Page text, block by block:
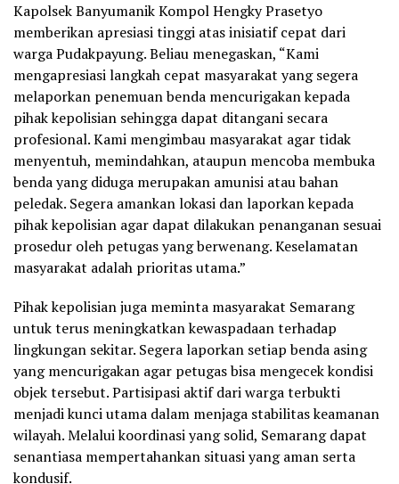
Kapolsek Banyumanik Kompol Hengky Prasetyo
memberikan apresiasi tinggi atas inisiatif cepat dari
warga Pudakpayung. Beliau menegaskan, “Kami
mengapresiasi langkah cepat masyarakat yang segera
melaporkan penemuan benda mencurigakan kepada
pihak kepolisian sehingga dapat ditangani secara
profesional. Kami mengimbau masyarakat agar tidak
menyentuh, memindahkan, ataupun mencoba membuka
benda yang diduga merupakan amunisi atau bahan
peledak. Segera amankan lokasi dan laporkan kepada
pihak kepolisian agar dapat dilakukan penanganan sesuai
prosedur oleh petugas yang berwenang. Keselamatan
masyarakat adalah prioritas utama.”
Pihak kepolisian juga meminta masyarakat Semarang
untuk terus meningkatkan kewaspadaan terhadap
lingkungan sekitar. Segera laporkan setiap benda asing
yang mencurigakan agar petugas bisa mengecek kondisi
objek tersebut. Partisipasi aktif dari warga terbukti
menjadi kunci utama dalam menjaga stabilitas keamanan
wilayah. Melalui koordinasi yang solid, Semarang dapat
senantiasa mempertahankan situasi yang aman serta
kondusif.